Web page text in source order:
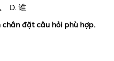
D. 谁
đặt câu hỏi phù hợp.